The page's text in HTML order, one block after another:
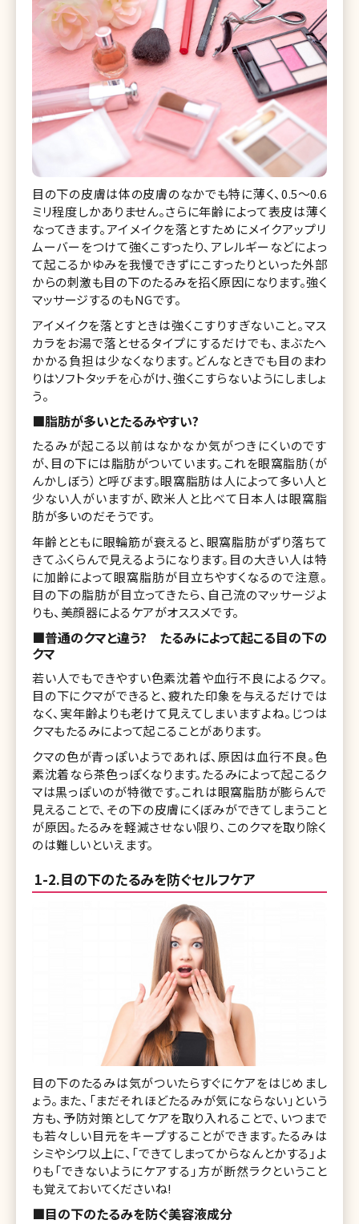
目の下の皮膚は体の皮膚のなかでも特に薄く、0.5～0.6
ミリ程度しかありません。さらに年齢によって表皮は薄く
なってきます。アイメイクを落とすためにメイクアップリ
ムーバーをつけて強くこすったり、アレルギーなどによっ
て起こるかゆみを我慢できずにこすったりといった外部
からの刺激も目の下のたるみを招く原因になります。強く
マッサージするのもNGです。
アイメイクを落とすときは強くこすりすぎないこと。マス
カラをお湯で落とせるタイプにするだけでも、まぶたへ
かかる負担は少なくなります。どんなときでも目のまわ
りはソフトタッチを心がけ、強くこすらないようにしましょ
う。
■脂肪が多いとたるみやすい?
たるみが起こる以前はなかなか気がつきにくいのです
が、目の下には脂肪がついています。これを眼窩脂肪（が
んかしぼう）と呼びます。眼窩脂肪は人によって多い人と
少ない人がいますが、欧米人と比べて日本人は眼窩脂
肪が多いのだそうです。
年齢とともに眼輪筋が衰えると、眼窩脂肪がずり落ちて
きてふくらんで見えるようになります。目の大きい人は特
に加齢によって眼窩脂肪が目立ちやすくなるので注意。
目の下の脂肪が目立ってきたら、自己流のマッサージよ
りも、美顔器によるケアがオススメです。
■普通のクマと違う? たるみによって起こる目の下の
クマ
若い人でもできやすい色素沈着や血行不良によるクマ。
目の下にクマができると、疲れた印象を与えるだけでは
なく、実年齢よりも老けて見えてしまいますよね。じつは
クマもたるみによって起こることがあります。
クマの色が青っぽいようであれば、原因は血行不良。色
素沈着なら茶色っぽくなります。たるみによって起こるク
マは黒っぽいのが特徴です。これは眼窩脂肪が膨らんで
見えることで、その下の皮膚にくぼみができてしまうこと
が原因。たるみを軽減させない限り、このクマを取り除く
のは難しいといえます。
1-2.目の下のたるみを防ぐセルフケア
目の下のたるみは気がついたらすぐにケアをはじめまし
ょう。また、「まだそれほどたるみが気にならない」という
方も、予防対策としてケアを取り入れることで、いつまで
も若々しい目元をキープすることができます。たるみは
シミやシワ以上に、「できてしまってからなんとかする」よ
りも「できないようにケアする」方が断然ラクということ
も覚えておいてくださいね!
■目の下のたるみを防ぐ美容液成分